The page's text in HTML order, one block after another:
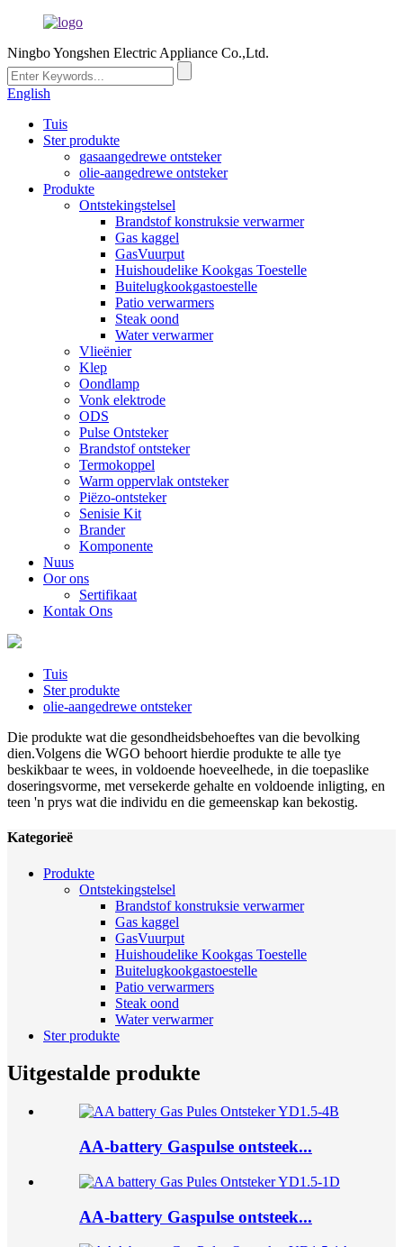
Ningbo Yongshen Electric Appliance Co.,Ltd.
English
Tuis
Ster produkte
gasaangedrewe ontsteker
olie-aangedrewe ontsteker
Produkte
Ontstekingstelsel
Brandstof konstruksie verwarmer
Gas kaggel
GasVuurput
Huishoudelike Kookgas Toestelle
Buitelugkookgastoestelle
Patio verwarmers
Steak oond
Water verwarmer
Vlieënier
Klep
Oondlamp
Vonk elektrode
ODS
Pulse Ontsteker
Brandstof ontsteker
Termokoppel
Warm oppervlak ontsteker
Piëzo-ontsteker
Senisie Kit
Brander
Komponente
Nuus
Oor ons
Sertifikaat
Kontak Ons
Tuis
Ster produkte
olie-aangedrewe ontsteker
Die produkte wat die gesondheidsbehoeftes van die bevolking
dien.Volgens die WGO behoort hierdie produkte te alle tye
beskikbaar te wees, in voldoende hoeveelhede, in die toepaslike
doseringsvorme, met versekerde gehalte en voldoende inligting, en
teen 'n prys wat die individu en die gemeenskap kan bekostig.
Kategorieë
Produkte
Ontstekingstelsel
Brandstof konstruksie verwarmer
Gas kaggel
GasVuurput
Huishoudelike Kookgas Toestelle
Buitelugkookgastoestelle
Patio verwarmers
Steak oond
Water verwarmer
Ster produkte
Uitgestalde produkte
AA-battery Gaspulse ontsteek...
AA-battery Gaspulse ontsteek...